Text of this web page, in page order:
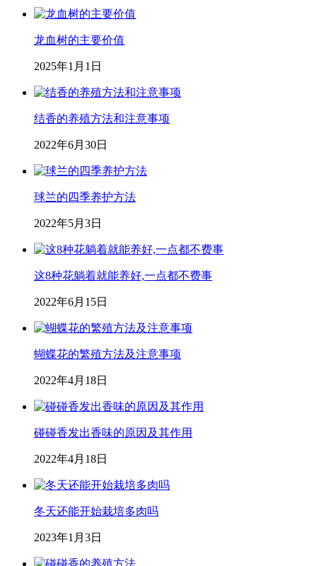
龙血树的主要价值
2025年1月1日
结香的养殖方法和注意事项
2022年6月30日
球兰的四季养护方法
2022年5月3日
这8种花躺着就能养好,一点都不费事
2022年6月15日
蝴蝶花的繁殖方法及注意事项
2022年4月18日
碰碰香发出香味的原因及其作用
2022年4月18日
冬天还能开始栽培多肉吗
2023年1月3日